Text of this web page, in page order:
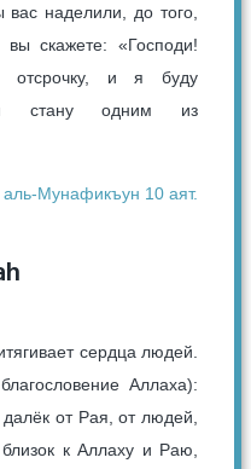
наделили, до того,
вы скажете: «Господи!
отсрочку, и я буду
и стану одним из
Мунафикъун 10 аят.
сердца людей.
Аллаха):
от Рая, от людей,
к Аллаху и Раю,